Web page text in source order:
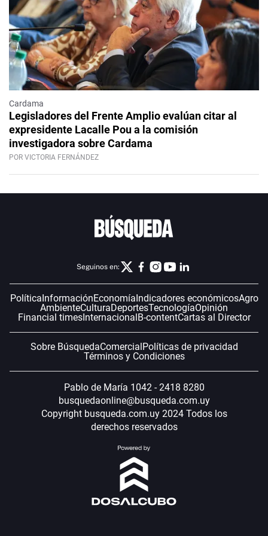
Cardama
Legisladores del Frente Amplio evalúan citar al
expresidente Lacalle Pou a la comisión
investigadora sobre Cardama
POR VICTORIA FERNÁNDEZ
Seguinos en:
PolíticaInformaciónEconomíaIndicadores económicosAgro
AmbienteCulturaDeportesTecnologíaOpinión
Financial timesInternacionalB-contentCartas al Director
Sobre BúsquedaComercialPolíticas de privacidad
Términos y Condiciones
Pablo de María 1042 - 2418 8280
busquedaonline@busqueda.com.uy
Copyright busqueda.com.uy 2024 Todos los
derechos reservados